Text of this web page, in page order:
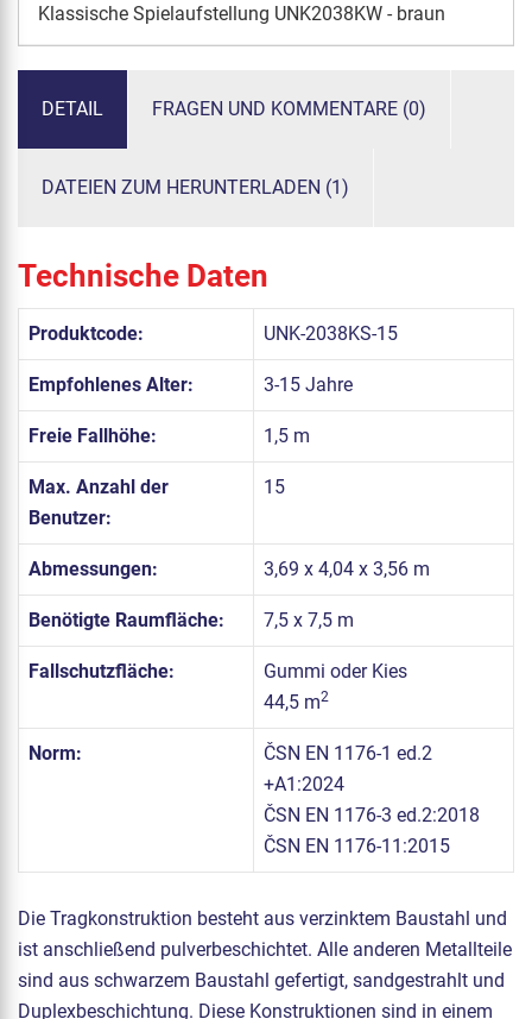
Klassische Spielaufstellung UNK2038KW - braun
DETAIL FRAGEN UND KOMMENTARE (0)
DATEIEN ZUM HERUNTERLADEN (1)
Technische Daten
Produktcode: UNK-2038KS-15
Empfohlenes Alter: 3-15 Jahre
Freie Fallhöhe: 1,5 m
Max. Anzahl der
Benutzer:
15
Abmessungen: 3,69 x 4,04 x 3,56 m
Benötigte Raumfläche: 7,5 x 7,5 m
Fallschutzfläche:
Gummi oder Kies
44,5 m2
Norm:
ČSN EN 1176-1 ed.2
+A1:2024
ČSN EN 1176-3 ed.2:2018
ČSN EN 1176-11:2015
Die Tragkonstruktion besteht aus verzinktem Baustahl und
ist anschließend pulverbeschichtet. Alle anderen Metallteile
sind aus schwarzem Baustahl gefertigt, sandgestrahlt und
Duplexbeschichtung. Diese Konstruktionen sind in einem